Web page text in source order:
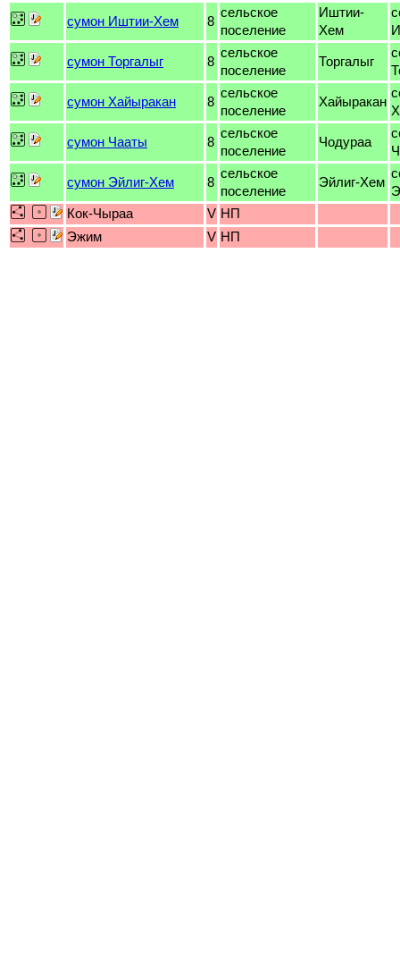
сумон Иштии-Хем 8
сельское
поселение
Иштии-
Хем
сумон Торгалыг 8
сельское
поселение
Торгалыг
сумон Хайыракан 8
сельское
поселение
Хайыракан
сумон Чааты 8
сельское
поселение
Чодураа
сумон Эйлиг-Хем 8
сельское
поселение
Эйлиг-Хем
Кок-Чыраа
V НП
Эжим
V НП